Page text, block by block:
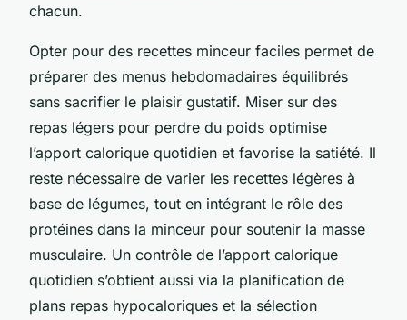
chacun.
Opter pour des recettes minceur faciles permet de
préparer des menus hebdomadaires équilibrés
sans sacrifier le plaisir gustatif. Miser sur des
repas légers pour perdre du poids optimise
l’apport calorique quotidien et favorise la satiété. Il
reste nécessaire de varier les recettes légères à
base de légumes, tout en intégrant le rôle des
protéines dans la minceur pour soutenir la masse
musculaire. Un contrôle de l’apport calorique
quotidien s’obtient aussi via la planification de
plans repas hypocaloriques et la sélection